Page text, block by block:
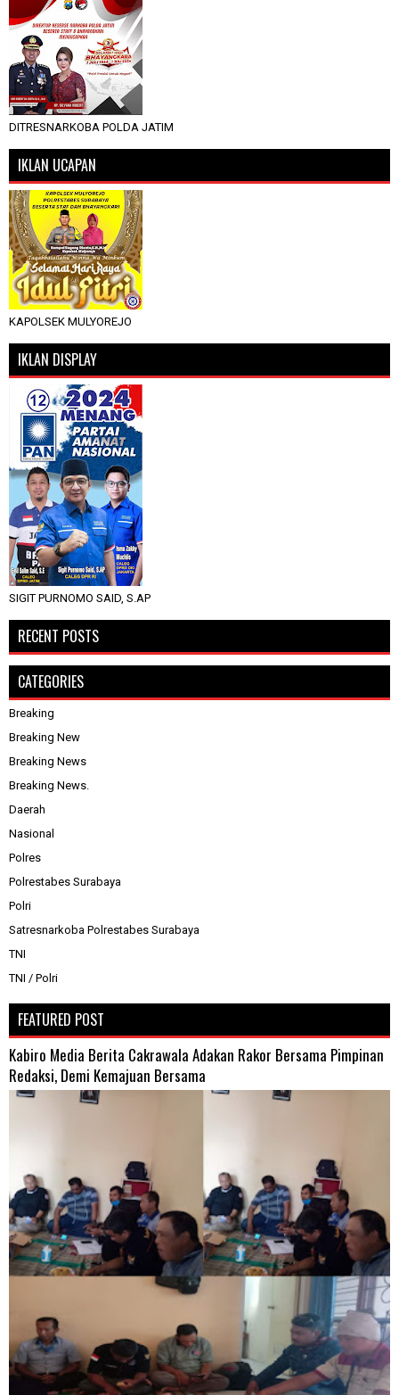
DITRESNARKOBA POLDA JATIM
IKLAN UCAPAN
KAPOLSEK MULYOREJO
IKLAN DISPLAY
SIGIT PURNOMO SAID, S.AP
RECENT POSTS
CATEGORIES
Breaking
Breaking New
Breaking News
Breaking News.
Daerah
Nasional
Polres
Polrestabes Surabaya
Polri
Satresnarkoba Polrestabes Surabaya
TNI
TNI / Polri
FEATURED POST
Kabiro Media Berita Cakrawala Adakan Rakor Bersama Pimpinan
Redaksi, Demi Kemajuan Bersama